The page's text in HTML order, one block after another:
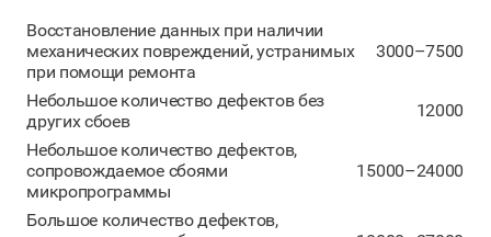
Восстановление данных при наличии
механических повреждений, устранимых
при помощи ремонта
3000–7500
Небольшое количество дефектов без
других сбоев
12000
Небольшое количество дефектов,
сопровождаемое сбоями
микропрограммы
15000–24000
Большое количество дефектов,